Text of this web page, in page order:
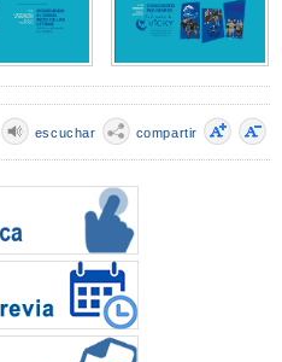
compartir
escuchar